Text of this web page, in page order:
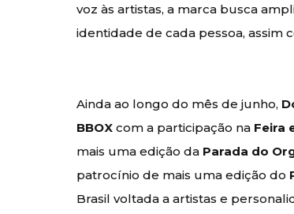
voz às artistas, a marca busca
identidade de cada pessoa, assim
Ainda ao longo do mês de junho,
BBOXcom a participação na Feira
mais uma edição da Parada do
patrocínio de mais uma edição do
Brasil voltada a artistas e